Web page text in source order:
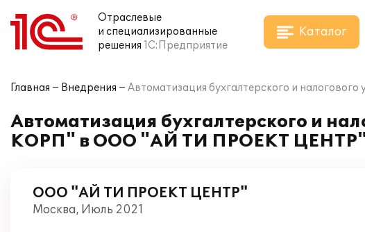
Отраслевые
и специализированные
решения 1С:Предприятие
Каталог
Главная Внедрения Автоматизация бухгалтерского и
Автоматизация бухгалтерского и
КОРП" в ООО "АЙ ТИ ПРОЕКТ ЦЕНТР"
ООО "АЙ ТИ ПРОЕКТ ЦЕНТР"
Москва, Июль 2021